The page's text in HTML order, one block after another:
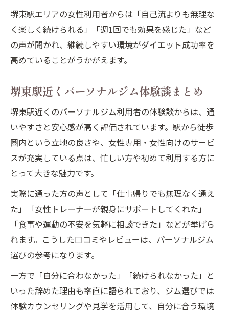
堺東駅エリアの女性利用者からは「自己流よりも無理な
く楽しく続けられる」「週1回でも効果を感じた」など
の声が聞かれ、継続しやすい環境がダイエット成功率を
高めていることがうかがえます。
堺東駅近くパーソナルジム体験談まとめ
堺東駅近くのパーソナルジム利用者の体験談からは、通
いやすさと安心感が高く評価されています。駅から徒歩
圏内という立地の良さや、女性専用・女性向けのサービ
スが充実している点は、忙しい方や初めて利用する方に
とって大きな魅力です。
実際に通った方の声として「仕事帰りでも無理なく通え
た」「女性トレーナーが親身にサポートしてくれた」
「食事や運動の不安を気軽に相談できた」などが挙げら
れます。こうした口コミやレビューは、パーソナルジム
選びの参考になります。
一方で「自分に合わなかった」「続けられなかった」と
いった辞めた理由も率直に語られており、ジム選びでは
体験カウンセリングや見学を活用して、自分に合う環境